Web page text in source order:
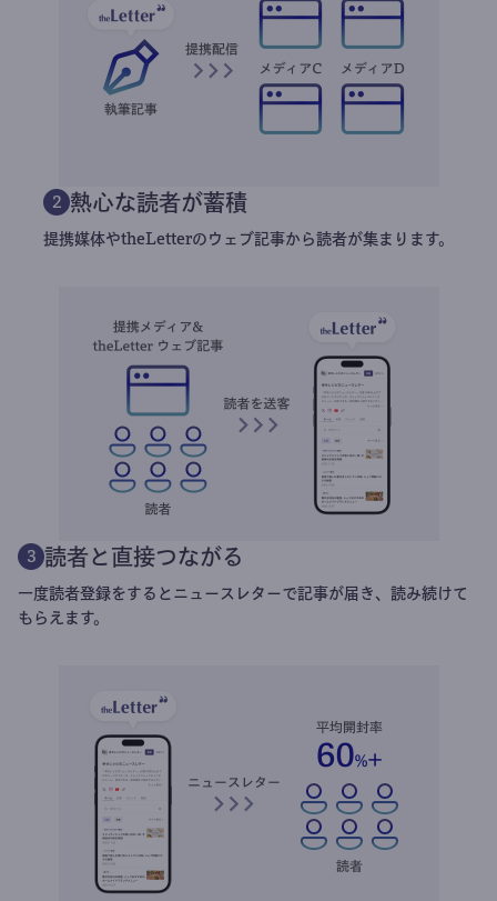
2 熱心な読者が蓄積
提携媒体やtheLetterのウェブ記事から読者が集まります。
3 読者と直接つながる
一度読者登録をするとニュースレターで記事が届き、読み続けて
もらえます。